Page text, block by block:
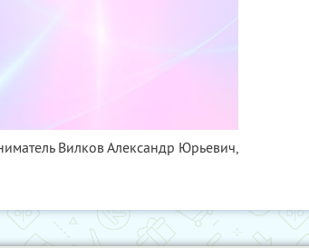
Вилков Александр Юрьевич,